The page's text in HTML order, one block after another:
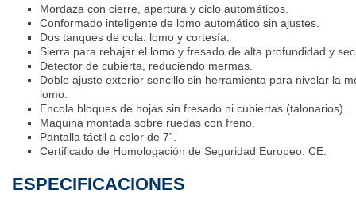
Mordaza con cierre, apertura y ciclo automáticos.
Conformado inteligente de lomo automático sin ajustes.
Dos tanques de cola: lomo y cortesía.
Sierra para rebajar el lomo y fresado de alta profundidad y
Detector de cubierta, reduciendo mermas.
Doble ajuste exterior sencillo sin herramienta para nivelar la
lomo.
Encola bloques de hojas sin fresado ni cubiertas (talonarios).
Máquina montada sobre ruedas con freno.
Pantalla táctil a color de 7”.
Certificado de Homologación de Seguridad Europeo. CE.
ESPECIFICACIONES